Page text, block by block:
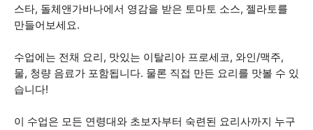
스타, 돌체앤가바나에서 영감을 받은 토마토 소스, 젤라토를
만들어보세요.
수업에는 전채 요리, 맛있는 이탈리아 프로세코, 와인/맥주,
물, 청량 음료가 포함됩니다. 물론 직접 만든 요리를 맛볼 수 있
습니다!
이 수업은 모든 연령대와 초보자부터 숙련된 요리사까지 누구